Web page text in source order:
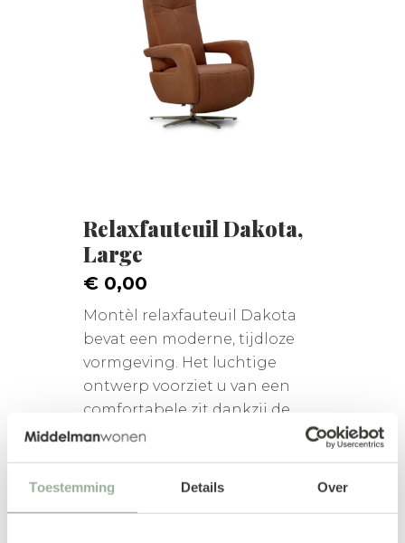
Toestemming Details Over
Relaxfauteuil Dakota,
Large
€ 0,00
Montèl relaxfauteuil Dakota
bevat een moderne, tijdloze
vormgeving. Het luchtige
ontwerp voorziet u van een
comfortabele zit dankzij de
hoogwaardige ...